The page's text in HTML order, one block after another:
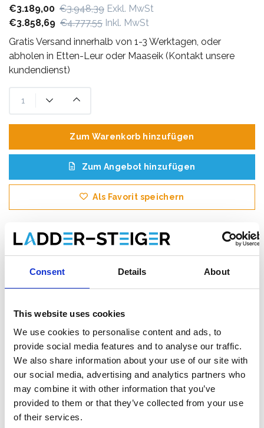
Consent Details About
This website uses cookies
We use cookies to personalise content and ads, to
provide social media features and to analyse our traffic.
We also share information about your use of our site with
our social media, advertising and analytics partners who
may combine it with other information that you’ve
provided to them or that they’ve collected from your use
of their services.
€3.189,00 €3.948,39 Exkl. MwSt
€3.858,69 €4.777,55 Inkl. MwSt
Gratis Versand innerhalb von 1-3 Werktagen, oder
abholen in Etten-Leur oder Maaseik (Kontakt unsere
kundendienst)
Zum Warenkorb hinzufügen
Zum Angebot hinzufügen
Als Favorit speichern
Produktinformation Ähnliche Produkte
Beschreibung
DasASC AGS (Advantaged Guardrail System) Rollgerüst
erfüllt die neue Norm. Ab dem 1. Januar 2018 muss beim
Betreten der nächsten Plattform in einem Rollgerüst immer ein
Handlauf vorhanden sein. Bei diesem AGS-Rollgerüst ist vor
dem Aufsteigen immer ein Handlauf vorhanden.
Dieses professionelle AGS Rollgerüst
mit vorlaufende